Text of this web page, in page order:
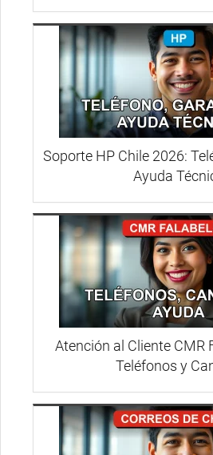
Soporte HP Chile 2026:
Ayuda
Atención al Cliente CMR
Teléfonos y